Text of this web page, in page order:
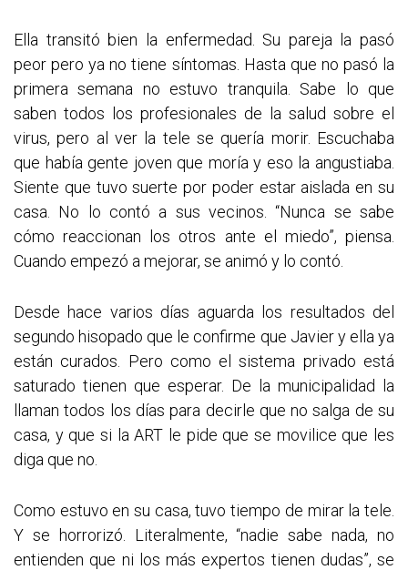
Ella transitó bien la enfermedad. Su pareja la pasó
peor pero ya no tiene síntomas. Hasta que no pasó la
primera semana no estuvo tranquila. Sabe lo que
saben todos los profesionales de la salud sobre el
virus, pero al ver la tele se quería morir. Escuchaba
que había gente joven que moría y eso la angustiaba.
Siente que tuvo suerte por poder estar aislada en su
casa. No lo contó a sus vecinos. “Nunca se sabe
cómo reaccionan los otros ante el miedo”, piensa.
Cuando empezó a mejorar, se animó y lo contó.
Desde hace varios días aguarda los resultados del
segundo hisopado que le confirme que Javier y ella ya
están curados. Pero como el sistema privado está
saturado tienen que esperar. De la municipalidad la
llaman todos los días para decirle que no salga de su
casa, y que si la ART le pide que se movilice que les
diga que no.
Como estuvo en su casa, tuvo tiempo de mirar la tele.
Y se horrorizó. Literalmente, “nadie sabe nada, no
entienden que ni los más expertos tienen dudas”, se